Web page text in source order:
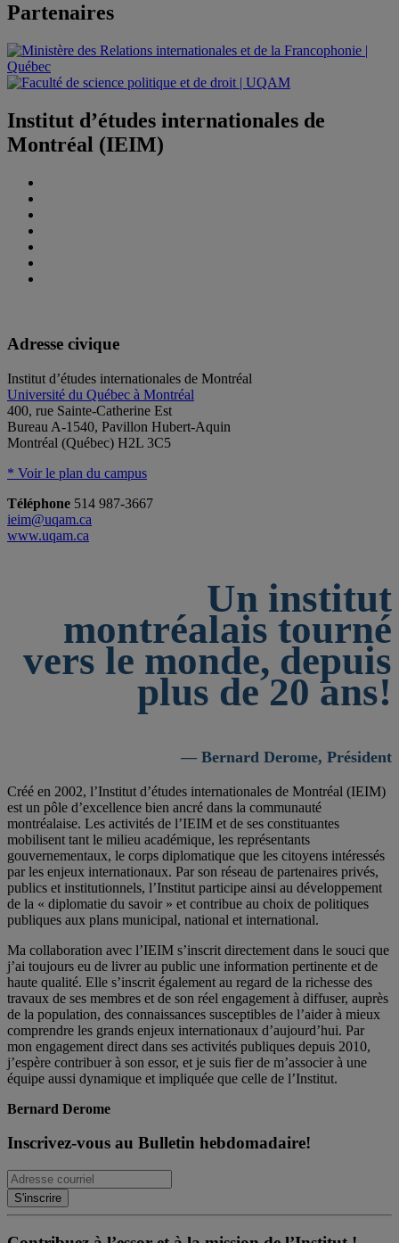
Partenaires
Institut d’études internationales de
Montréal (IEIM)
Adresse civique
Institut d’études internationales de Montréal
Université du Québec à Montréal
400, rue Sainte-Catherine Est
Bureau A-1540, Pavillon Hubert-Aquin
Montréal (Québec) H2L 3C5
* Voir le plan du campus
Téléphone 514 987-3667
ieim@uqam.ca
www.uqam.ca
Un institut
montréalais tourné
vers le monde, depuis
plus de 20 ans!
— Bernard Derome, Président
Créé en 2002, l’Institut d’études internationales de Montréal (IEIM)
est un pôle d’excellence bien ancré dans la communauté
montréalaise. Les activités de l’IEIM et de ses constituantes
mobilisent tant le milieu académique, les représentants
gouvernementaux, le corps diplomatique que les citoyens intéressés
par les enjeux internationaux. Par son réseau de partenaires privés,
publics et institutionnels, l’Institut participe ainsi au développement
de la « diplomatie du savoir » et contribue au choix de politiques
publiques aux plans municipal, national et international.
Ma collaboration avec l’IEIM s’inscrit directement dans le souci que
j’ai toujours eu de livrer au public une information pertinente et de
haute qualité. Elle s’inscrit également au regard de la richesse des
travaux de ses membres et de son réel engagement à diffuser, auprès
de la population, des connaissances susceptibles de l’aider à mieux
comprendre les grands enjeux internationaux d’aujourd’hui. Par
mon engagement direct dans ses activités publiques depuis 2010,
j’espère contribuer à son essor, et je suis fier de m’associer à une
équipe aussi dynamique et impliquée que celle de l’Institut.
Bernard Derome
Inscrivez-vous au Bulletin hebdomadaire!